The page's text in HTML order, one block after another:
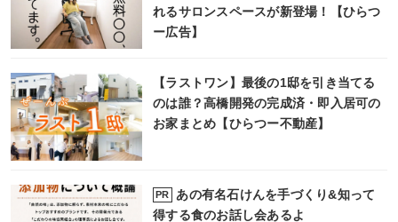
れるサロンスペースが新登場！【ひらつ
ー広告】
【ラストワン】最後の1邸を引き当てる
のは誰？高橋開発の完成済・即入居可の
お家まとめ【ひらつー不動産】
PR
あの有名石けんを手づくり&知って
得する食のお話し会あるよ